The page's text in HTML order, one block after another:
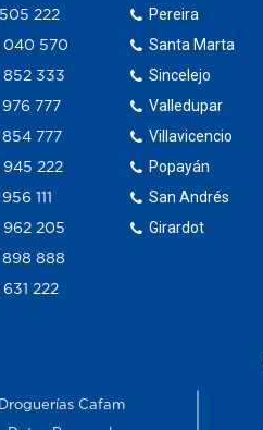
222
570
333
777
777
222
111
205
888
222
Pereira
Santa Marta
Sincelejo
Valledupar
Villavicencio
Popayán
San Andrés
Girardot
Cafam